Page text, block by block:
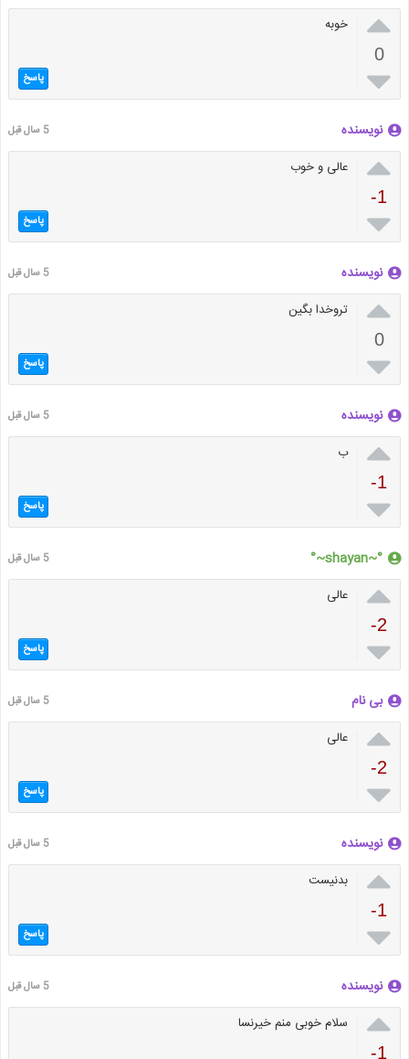

0

خوبه
پاسخ
نویسنده 5 سال قبل

-1

عالی و خوب
پاسخ
نویسنده 5 سال قبل

0

تروخدا بگین
پاسخ
نویسنده 5 سال قبل

-1

ب
پاسخ
°~shayan~° 5 سال قبل

-2

عالی
پاسخ
بی نام 5 سال قبل

-2

عالی
پاسخ
نویسنده 5 سال قبل

-1

بدنیست
پاسخ
نویسنده 5 سال قبل

-1
سلام خوبی منم خیرنسا